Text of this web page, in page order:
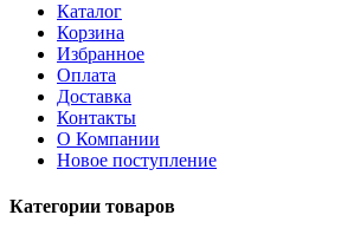
Каталог
Корзина
Избранное
Оплата
Доставка
Контакты
О Компании
Новое поступление
Категории товаров